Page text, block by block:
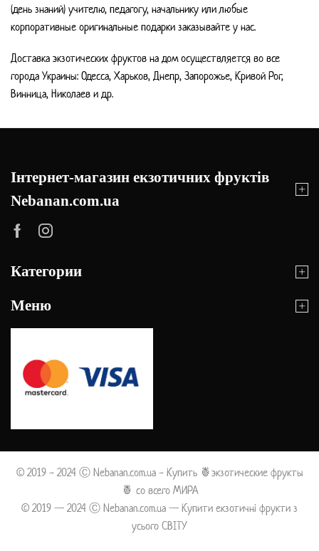
(день знаний) учителю, педагогу, начальнику или любые
корпоративные оригинальные подарки заказывайте у нас.
Доставка экзотических фруктов на дом осуществляется во все
города Украины: Одесса, Харьков, Днепр, Запорожье, Кривой Рог,
Винница, Николаев и др.
Інтернет-магазин екзотичних фруктів
Nebanan.com.ua
Категории
Меню
© 2019 - 2024 Ⓒ Nebanan.com.ua - Купить 🍍экзотические фрукты
🍍 со всего МИРА
© 2019 — 2024 Ⓒ Nebanan.com.ua — Купити екзотичні фрукти з
усього СВІТУ